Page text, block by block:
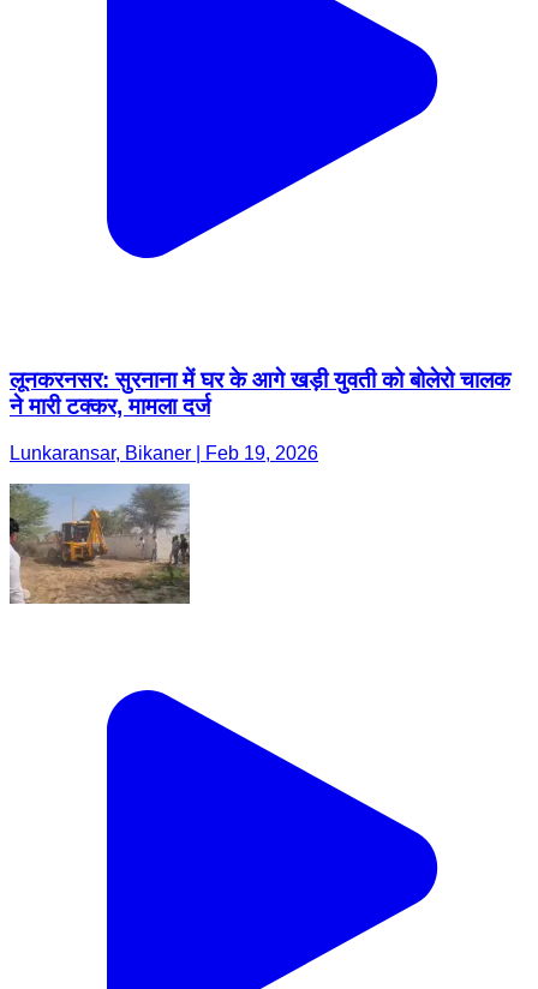
लूनकरनसर: सुरनाना में घर के आगे खड़ी युवती को बोलेरो चालक